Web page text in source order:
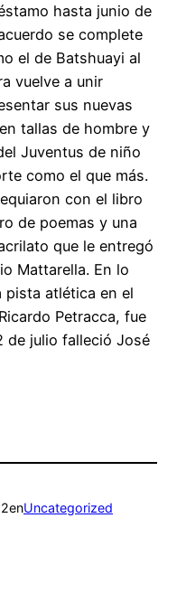
hasta junio de
se complete
el de Batshuayi al
vuelve a unir
sus nuevas
tallas de hombre y
Juventus de niño
como el que más.
con el libro
de poemas y una
que le entregó
Mattarella. En lo
pista atlética en el
Petracca, fue
de julio falleció José
enUncategorized